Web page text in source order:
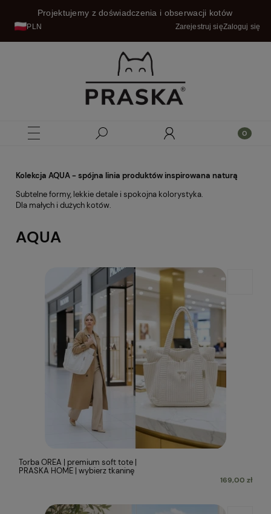
PLN
Projektujemy z doświadczenia i obserwacji kotów
Zarejestruj sięZaloguj się
Kolekcja AQUA - spójna linia produktów inspirowana naturą
Subtelne formy, lekkie detale i spokojna kolorystyka.
Dla małych i dużych kotów.
AQUA
Torba OREA | premium soft tote |
PRASKA HOME | wybierz tkaninę
169,00 zł